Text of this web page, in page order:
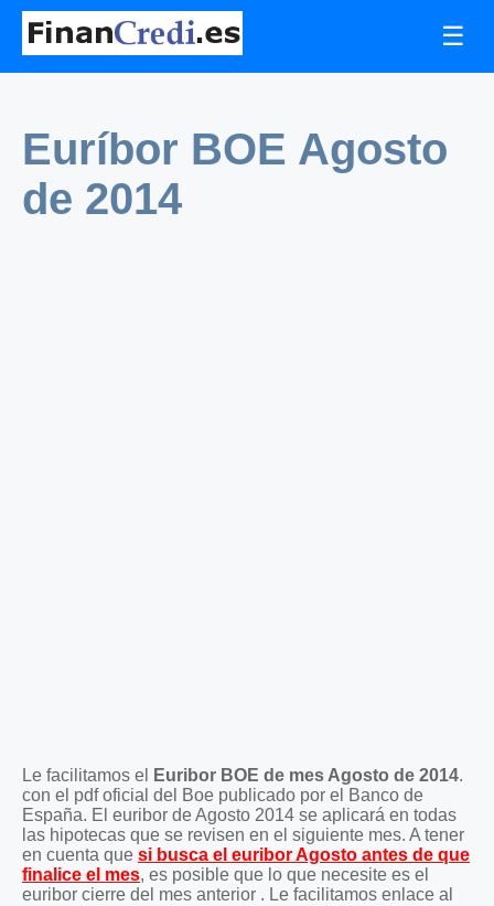
☰
Euríbor BOE Agosto
de 2014
Le facilitamos el Euribor BOE de mes Agosto de 2014.
con el pdf oficial del Boe publicado por el Banco de
España. El euribor de Agosto 2014 se aplicará en todas
las hipotecas que se revisen en el siguiente mes. A tener
en cuenta que si busca el euribor Agosto antes de que
finalice el mes, es posible que lo que necesite es el
euribor cierre del mes anterior . Le facilitamos enlace al